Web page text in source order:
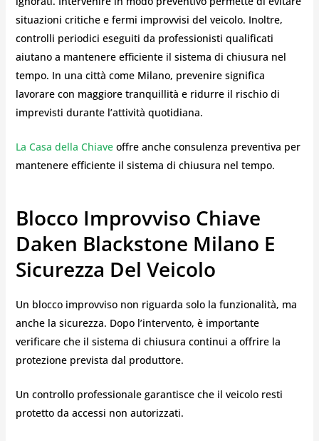
situazioni critiche e fermi improvvisi del veicolo. Inoltre,
controlli periodici eseguiti da professionisti qualificati
aiutano a mantenere efficiente il sistema di chiusura nel
tempo. In una città come Milano, prevenire significa
lavorare con maggiore tranquillità e ridurre il rischio di
imprevisti durante l’attività quotidiana.
La Casa della Chiaveoffre anche consulenza preventiva per
mantenere efficiente il sistema di chiusura nel tempo.
Blocco Improvviso Chiave
Daken Blackstone Milano E
Sicurezza Del Veicolo
Un blocco improvviso non riguarda solo la funzionalità, ma
anche la sicurezza. Dopo l’intervento, è importante
verificare che il sistema di chiusura continui a offrire la
protezione prevista dal produttore.
Un controllo professionale garantisce che il veicolo resti
protetto da accessi non autorizzati.